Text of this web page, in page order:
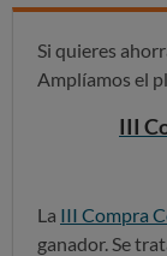
Si quieres
Amplíamos el
III
La III Compra
ganador. Se